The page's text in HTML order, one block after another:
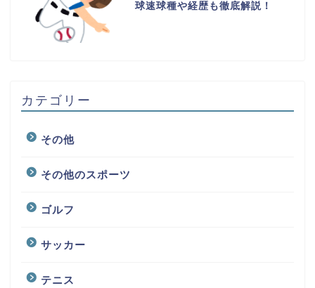
球速球種や経歴も徹底解説！
カテゴリー
その他
その他のスポーツ
ゴルフ
サッカー
テニス